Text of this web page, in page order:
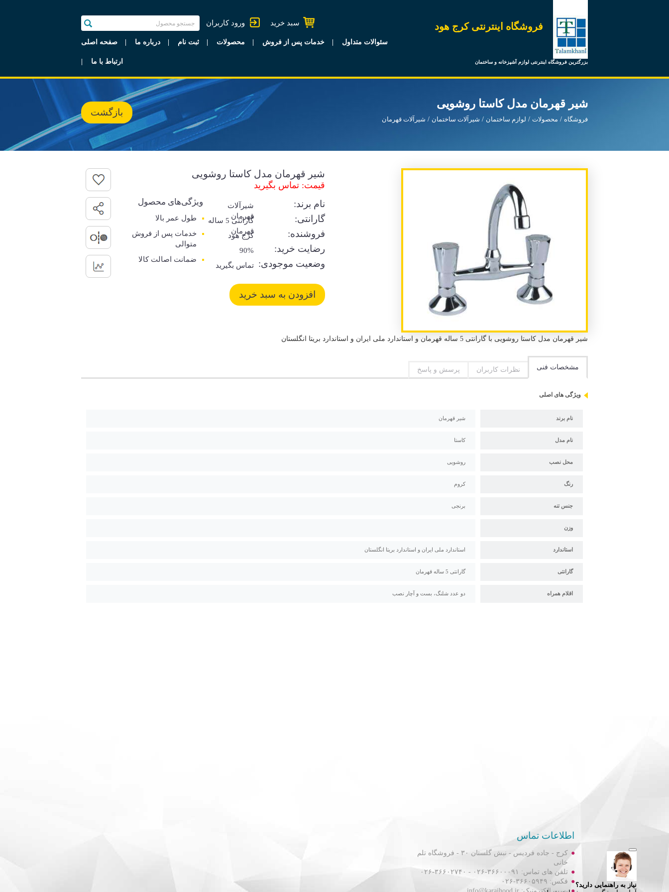
فروشگاه اینترنتی کرج هود
بزرگترین فروشگاه اینترنتی لوازم آشپزخانه و ساختمان
ورود کاربران سبد خرید
صفحه اصلی درباره ما ثبت نام محصولات خدمات پس از فروش سئوالات متداول
ارتباط با ما
شیر قهرمان مدل کاستا روشویی
فروشگاه محصولات لوازم ساختمان شیرآلات ساختمان شیرآلات قهرمان
بازگشت
شیر قهرمان مدل کاستا روشویی
قیمت: تماس بگیرید
نام برند:
شیرآلات
قهرمان
گارانتی:
گارانتی 5 ساله
قهرمان
فروشنده: کرج هود
رضایت خرید: 90%
وضعیت موجودی: تماس بگیرید
ویژگی‌های محصول
طول عمر بالا
خدمات پس از فروش
متوالی
ضمانت اصالت کالا
شیر قهرمان مدل کاستا روشویی با گارانتی 5 ساله قهرمان و استاندارد ملی ایران و استاندارد بریتا انگلستان
مشخصات فنی نظرات کاربران پرسش و پاسخ
ویژگی های اصلی
نام برند شیر قهرمان
نام مدل کاستا
محل نصب روشویی
رنگ کروم
جنس تنه برنجی
وزن
استاندارد استاندارد ملی ایران و استاندارد بریتا انگلستان
گارانتی گارانتی 5 ساله قهرمان
اقلام همراه دو عدد شلنگ، بست و آچار نصب
اطلاعات تماس
کرج - جاده فردیس - نبش گلستان ۳۰ - فروشگاه تلم
خانی
تلفن های تماس: ۳۶۶۰۰۰۹۱-۰۲۶ - ۳۶۶۰۲۷۴۰-۰۲۶
فکس: ۳۶۶۰۵۹۴۹-۰۲۶